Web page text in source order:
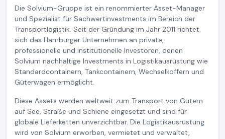
Die Solvium-Gruppe ist ein renommierter Asset-Manager
und Spezialist für Sachwertinvestments im Bereich der
Transportlogistik. Seit der Gründung im Jahr 2011 richtet
sich das Hamburger Unternehmen an private,
professionelle und institutionelle Investoren, denen
Solvium nachhaltige Investments in Logistikausrüstung wie
Standardcontainern, Tankcontainern, Wechselkoffern und
Güterwagen ermöglicht.
Diese Assets werden weltweit zum Transport von Gütern
auf See, Straße und Schiene eingesetzt und sind für
globale Lieferketten unverzichtbar. Die Logistikausrüstung
wird von Solvium erworben, vermietet und verwaltet,